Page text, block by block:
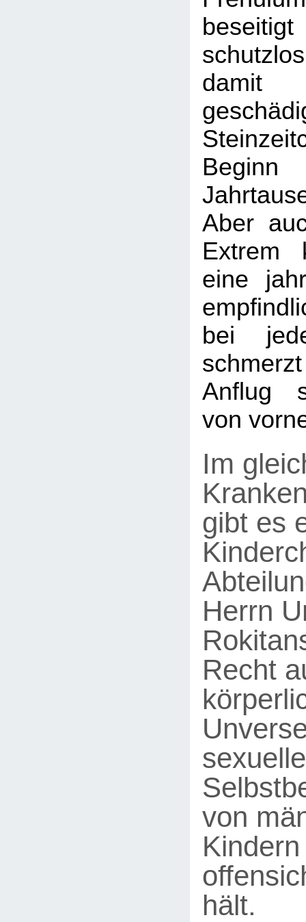
Aber
Extrem
eine
bei
Anflug
von
Im
gibt es
Herrn
Recht
von
Kindern
hält.